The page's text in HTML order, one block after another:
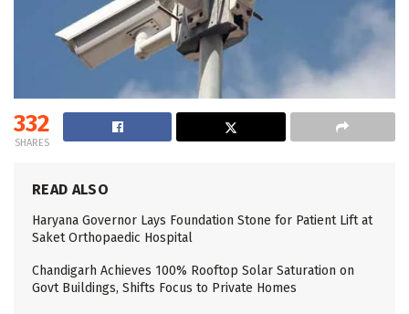
332
SHARES
READ ALSO
Haryana Governor Lays Foundation Stone for Patient Lift at
Saket Orthopaedic Hospital
Chandigarh Achieves 100% Rooftop Solar Saturation on
Govt Buildings, Shifts Focus to Private Homes